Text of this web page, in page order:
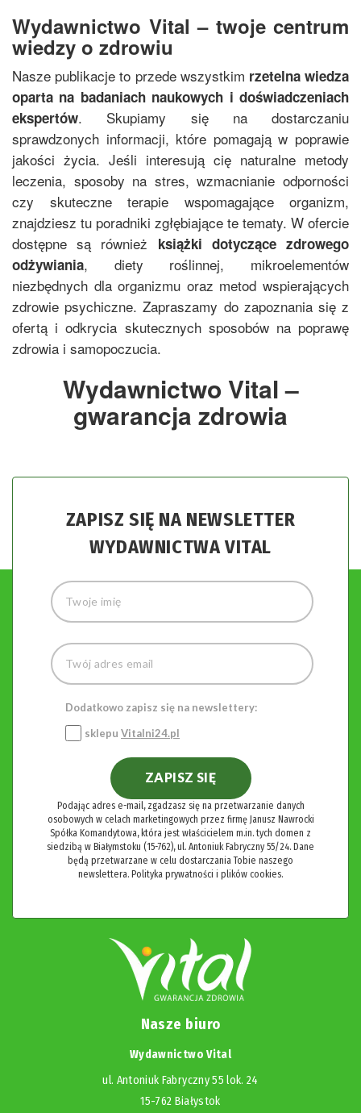
Wydawnictwo Vital – twoje centrum
wiedzy o zdrowiu
Nasze publikacje to przede wszystkim rzetelna wiedza
oparta na badaniach naukowych i doświadczeniach
ekspertów. Skupiamy się na dostarczaniu
sprawdzonych informacji, które pomagają w poprawie
jakości życia. Jeśli interesują cię naturalne metody
leczenia, sposoby na stres, wzmacnianie odporności
czy skuteczne terapie wspomagające organizm,
znajdziesz tu poradniki zgłębiające te tematy. W ofercie
dostępne są również książki dotyczące zdrowego
odżywiania, diety roślinnej, mikroelementów
niezbędnych dla organizmu oraz metod wspierających
zdrowie psychiczne. Zapraszamy do zapoznania się z
ofertą i odkrycia skutecznych sposobów na poprawę
zdrowia i samopoczucia.
Wydawnictwo Vital –
gwarancja zdrowia
ZAPISZ SIĘ NA NEWSLETTER
WYDAWNICTWA VITAL
Dodatkowo zapisz się na newslettery:
sklepu Vitalni24.pl
ZAPISZ SIĘ
Podając adres e-mail, zgadzasz się na przetwarzanie danych
osobowych w celach marketingowych przez firmę Janusz Nawrocki
Spółka Komandytowa, która jest właścicielem m.in. tych domen z
siedzibą w Białymstoku (15-762), ul. Antoniuk Fabryczny 55/24. Dane
będą przetwarzane w celu dostarczania Tobie naszego
newslettera. Polityka prywatności i plików cookies.
Nasze biuro
Wydawnictwo Vital
ul. Antoniuk Fabryczny 55 lok. 24
15-762 Białystok